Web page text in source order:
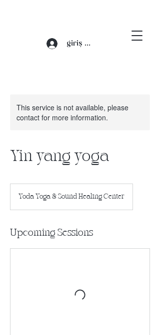
giriş yap
This service is not available, please
contact for more information.
Yin yang yoga
Yoda Yoga & Sound Healing Center
Upcoming Sessions